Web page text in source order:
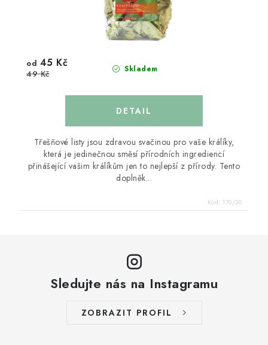
Skladem
od 45 Kč
49 Kč
Třešňové listy jsou zdravou svačinou pro vaše králíky,
která je jedinečnou směsí přírodních ingrediencí
přinášející vašim králíkům jen to nejlepší z přírody. Tento
doplněk...
Kód: 170/20
Sledujte nás na Instagramu
ZOBRAZIT PROFIL